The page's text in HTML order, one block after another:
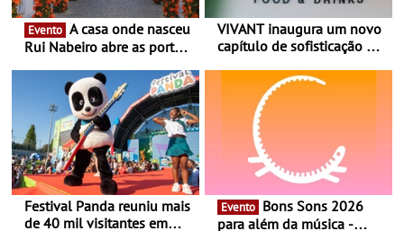
Evento
Rui Nabeiro abre as portas
Povo de Campo Maior -
Festas decorrem entre 8 e
16 de agosto
VIVANT inaugura um novo
capítulo de sofisticação no
gerência, o Vivant reabre
na Quinta do Lago com
uma experiência que une
gastronomia mediterrânica,
cocktails de assinatura e
música
Festival Panda reuniu mais
de 40 mil visitantes em
Evento
para além da música -